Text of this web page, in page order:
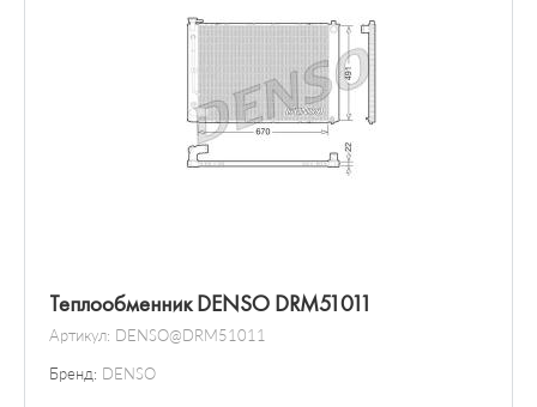
Теплообменник DENSO DRM51011
Артикул: DENSO@DRM51011
Бренд: DENSO